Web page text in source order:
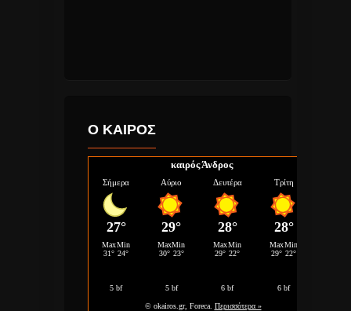
Ο ΚΑΙΡΟΣ
καιρός Άνδρος